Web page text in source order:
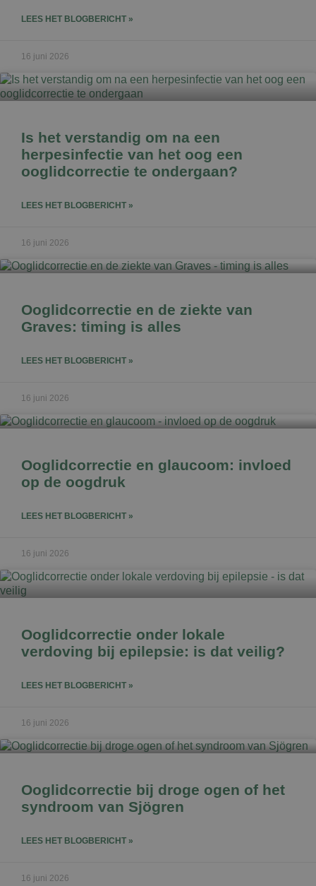
LEES HET BLOGBERICHT »
16 juni 2026
Is het verstandig om na een
herpesinfectie van het oog een
ooglidcorrectie te ondergaan?
LEES HET BLOGBERICHT »
16 juni 2026
Ooglidcorrectie en de ziekte van
Graves: timing is alles
LEES HET BLOGBERICHT »
16 juni 2026
Ooglidcorrectie en glaucoom: invloed
op de oogdruk
LEES HET BLOGBERICHT »
16 juni 2026
Ooglidcorrectie onder lokale
verdoving bij epilepsie: is dat veilig?
LEES HET BLOGBERICHT »
16 juni 2026
Ooglidcorrectie bij droge ogen of het
syndroom van Sjögren
LEES HET BLOGBERICHT »
16 juni 2026